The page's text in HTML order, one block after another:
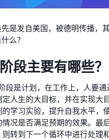
是发自美国，被德明传播，
么？
段主要有哪些？
段是计划，在工作上，人要
人生的大目标，并在实现大
学习实验，提升自我水平，
况是否满足预期的效果。最
转到下一个循环中进行处理